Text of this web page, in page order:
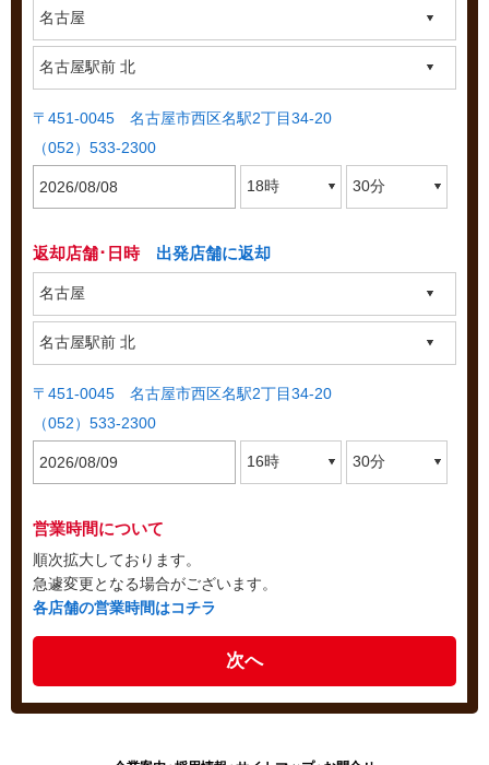
〒451-0045 名古屋市西区名駅2丁目34-20
（052）533-2300
返却店舗･日時 出発店舗に返却
〒451-0045 名古屋市西区名駅2丁目34-20
（052）533-2300
営業時間について
順次拡大しております。
急遽変更となる場合がございます。
各店舗の営業時間はコチラ
次へ